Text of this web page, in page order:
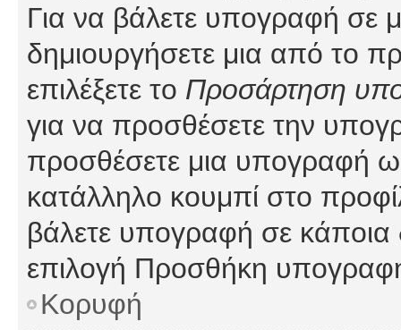
Για να βάλετε υπογραφή σε
δημιουργήσετε μια από το
επιλέξετε το Προσάρτηση
για να προσθέσετε την
προσθέσετε μια υπογραφή
κατάλληλο κουμπί στο
βάλετε υπογραφή σε κάποια
επιλογή Προσθήκη
Κορυφή